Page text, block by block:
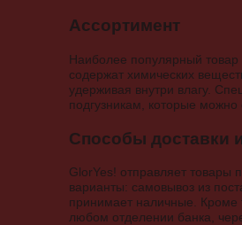
Ассортимент
Наиболее популярный товар
содержат химических
удерживая внутри влагу.
подгузникам, которые
Способы доставки
GlorYes! отправляет товары
варианты: самовывоз из
принимает наличные. Кроме
любом отделении банка,